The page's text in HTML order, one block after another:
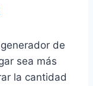
de
sea más
la cantidad